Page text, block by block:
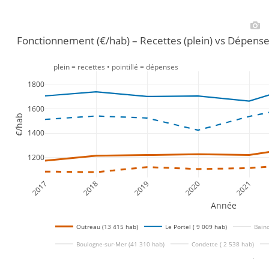
2017 2018 2019 2020 2021
1200
1400
1600
1800
Outreau (13 415 hab) Le Portel ( 9 009 hab)
Boulogne-sur-Mer (41 310 hab) Condette ( 2 538 hab)
Fonctionnement (€/hab) – Recettes (plein) vs
Année
€/hab
plein = recettes • pointillé = dépenses